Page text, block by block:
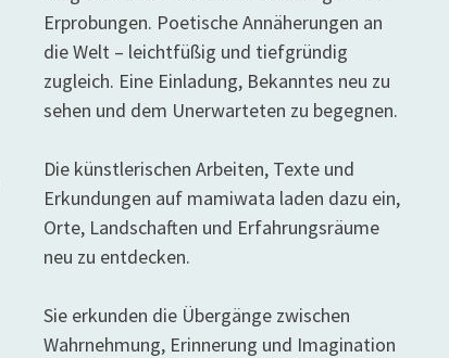
Erprobungen. Poetische Annäherungen an
die Welt – leichtfüßig und tiefgründig
zugleich. Eine Einladung, Bekanntes neu zu
sehen und dem Unerwarteten zu begegnen.
Die künstlerischen Arbeiten, Texte und
Erkundungen auf mamiwata laden dazu ein,
Orte, Landschaften und Erfahrungsräume
neu zu entdecken.
Sie erkunden die Übergänge zwischen
Wahrnehmung, Erinnerung und Imagination